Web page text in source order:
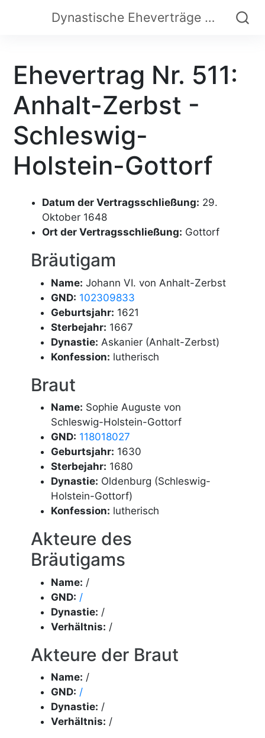
Dynastische Eheverträge der Frühen Neuzeit
Ehevertrag Nr. 511:
Anhalt-Zerbst -
Schleswig-
Holstein-Gottorf
Datum der Vertragsschließung: 29.
Oktober 1648
Ort der Vertragsschließung: Gottorf
Bräutigam
Name: Johann VI. von Anhalt-Zerbst
GND: 102309833
Geburtsjahr: 1621
Sterbejahr: 1667
Dynastie: Askanier (Anhalt-Zerbst)
Konfession: lutherisch
Braut
Name: Sophie Auguste von
Schleswig-Holstein-Gottorf
GND: 118018027
Geburtsjahr: 1630
Sterbejahr: 1680
Dynastie: Oldenburg (Schleswig-
Holstein-Gottorf)
Konfession: lutherisch
Akteure des
Bräutigams
Name: /
GND: /
Dynastie: /
Verhältnis: /
Akteure der Braut
Name: /
GND: /
Dynastie: /
Verhältnis: /